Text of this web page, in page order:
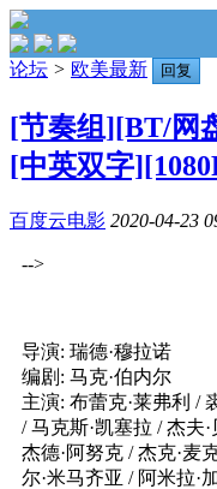
论坛 > 欧美最新 回复
[节奏组][BT/网
[中英双字
百度云电影 2020-04-23
-->
导演: 瑞德·穆拉诺
编剧: 马克·伯内尔
主演: 布蕾克·莱弗利 /
/ 马克斯·凯塞拉 / 杰夫
杰德·阿努克 / 杰克·麦
尔·米马齐亚 / 阿米拉·